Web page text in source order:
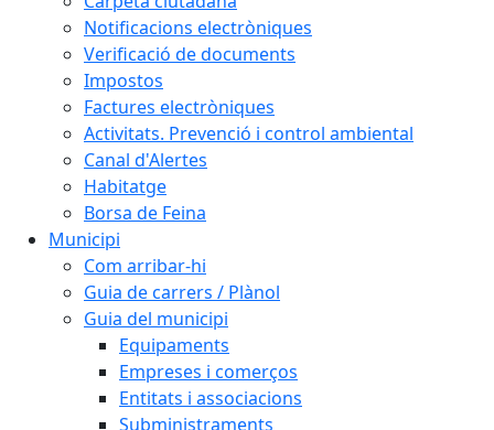
Notificacions electròniques
Verificació de documents
Impostos
Factures electròniques
Activitats. Prevenció i control ambiental
Canal d'Alertes
Habitatge
Borsa de Feina
Municipi
Com arribar-hi
Guia de carrers / Plànol
Guia del municipi
Equipaments
Empreses i comerços
Entitats i associacions
Subministraments